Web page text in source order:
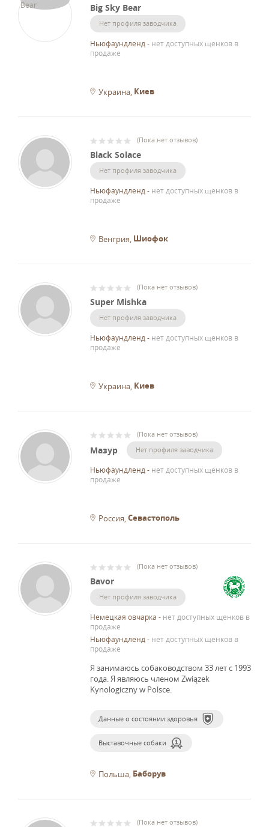
Big Sky Bear
Нет профиля заводчика
Ньюфаундленд - нет доступных щенков в
продаже
Украина Киев
(Пока нет отзывов)
Black Solace
Нет профиля заводчика
Ньюфаундленд - нет доступных щенков в
продаже
Венгрия Шиофок
(Пока нет отзывов)
Super Mishka
Нет профиля заводчика
Ньюфаундленд - нет доступных щенков в
продаже
Украина Киев
(Пока нет отзывов)
Мазур Нет профиля заводчика
Ньюфаундленд - нет доступных щенков в
продаже
Россия Севастополь
(Пока нет отзывов)
Bavor
Нет профиля заводчика
Немецкая овчарка - нет доступных щенков в
продаже
Ньюфаундленд - нет доступных щенков в
продаже
Я занимаюсь собаководством 33 лет с 1993
года.Я являюсь членом Związek
Kynologiczny w Polsce.
Данные о состоянии здоровья
Выставочные собаки
Польша Баборув
(Пока нет отзывов)